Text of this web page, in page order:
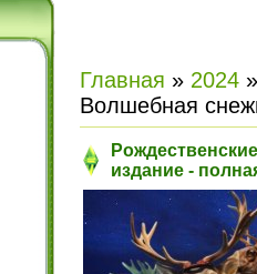
Главная » 2024 »
Волшебная
издание -